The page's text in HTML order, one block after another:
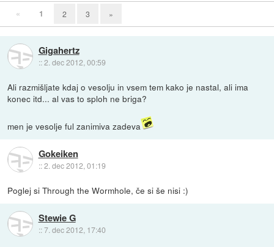
« 1 2 3 »
Gigahertz
::2. dec 2012, 00:59
Ali razmišljate kdaj o vesolju in vsem tem kako je nastal, ali ima
konec itd... al vas to sploh ne briga?
men je vesolje ful zanimiva zadeva
Gokeiken
::2. dec 2012, 01:19
Poglej si Through the Wormhole, če si še nisi :)
Stewie G
::7. dec 2012, 17:40